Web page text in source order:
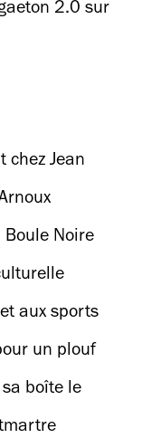
2.0 sur
boule
chez Jean
Noire
!
aux sports
un plouf
boîte le